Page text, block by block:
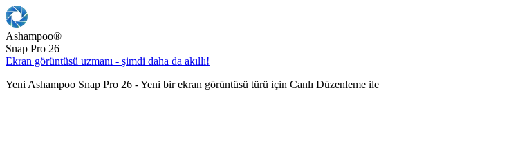
Ashampoo®
Snap Pro 26
Ekran görüntüsü uzmanı - şimdi daha da akıllı!
Yeni Ashampoo Snap Pro 26 - Yeni bir ekran görüntüsü türü için Canlı Düzenleme ile